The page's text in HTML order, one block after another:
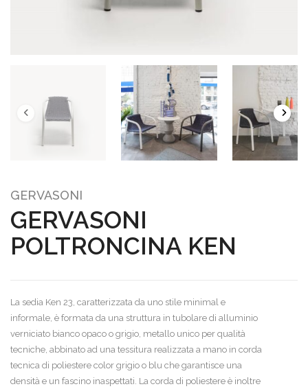
GERVASONI
GERVASONI
POLTRONCINA KEN
La sedia Ken 23, caratterizzata da uno stile minimal e
informale, è formata da una struttura in tubolare di alluminio
verniciato bianco opaco o grigio, metallo unico per qualità
tecniche, abbinato ad una tessitura realizzata a mano in corda
tecnica di poliestere color grigio o blu che garantisce una
densità e un fascino inaspettati. La corda di poliestere è inoltre